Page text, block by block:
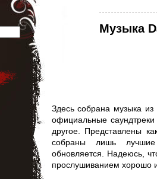
Музыка
Здесь собрана музыка
официальные
другое. Представлены
собраны лишь лучшие
обновляется. Надеюсь,
прослушиванием хорошо